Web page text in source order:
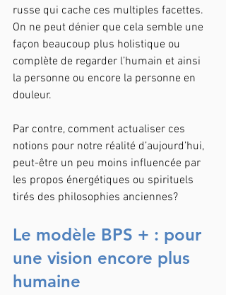
russe qui cache ces multiples facettes.
On ne peut dénier que cela semble une
façon beaucoup plus holistique ou
complète de regarder l’humain et ainsi
la personne ou encore la personne en
douleur.
Par contre, comment actualiser ces
notions pour notre réalité d’aujourd’hui,
peut-être un peu moins influencée par
les propos énergétiques ou spirituels
tirés des philosophies anciennes?
Le modèle BPS + : pour
une vision encore plus
humaine